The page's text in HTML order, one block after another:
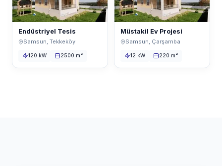
Endüstriyel Tesis
Samsun, Tekkeköy
120 kW 2500 m²
Müstakil Ev Projesi
Samsun, Çarşamba
12 kW 220 m²